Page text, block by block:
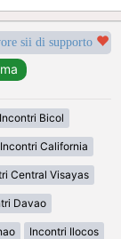
sii di supporto
Incontri Bicol
Incontri California
Central Visayas
Davao
Incontri Ilocos